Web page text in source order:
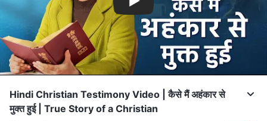
Hindi Christian Testimony Video | कैसे मैं अहंकार से
मुक्त हुई | True Story of a Christian